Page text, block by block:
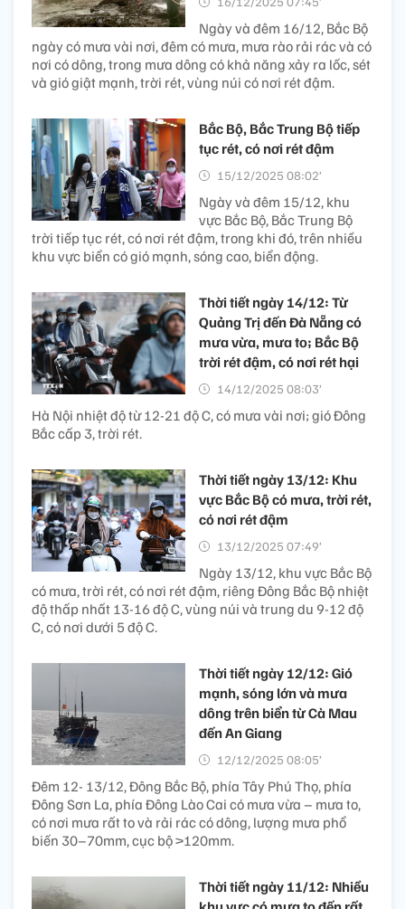
Ngày và đêm 16/12, Bắc Bộ
ngày có mưa vài nơi, đêm có mưa, mưa rào rải rác và có
nơi có dông, trong mưa dông có khả năng xảy ra lốc, sét
và gió giật mạnh, trời rét, vùng núi có nơi rét đậm.
Bắc Bộ, Bắc Trung Bộ tiếp
tục rét, có nơi rét đậm
15/12/2025 08:02’
Ngày và đêm 15/12, khu
vực Bắc Bộ, Bắc Trung Bộ
trời tiếp tục rét, có nơi rét đậm, trong khi đó, trên nhiều
khu vực biển có gió mạnh, sóng cao, biển động.
Thời tiết ngày 14/12: Từ
Quảng Trị đến Đà Nẵng có
mưa vừa, mưa to; Bắc Bộ
trời rét đậm, có nơi rét hại
14/12/2025 08:03’
Hà Nội nhiệt độ từ 12-21 độ C, có mưa vài nơi; gió Đông
Bắc cấp 3, trời rét.
Thời tiết ngày 13/12: Khu
vực Bắc Bộ có mưa, trời rét,
có nơi rét đậm
13/12/2025 07:49’
Ngày 13/12, khu vực Bắc Bộ
có mưa, trời rét, có nơi rét đậm, riêng Đông Bắc Bộ nhiệt
độ thấp nhất 13-16 độ C, vùng núi và trung du 9-12 độ
C, có nơi dưới 5 độ C.
Thời tiết ngày 12/12: Gió
mạnh, sóng lớn và mưa
dông trên biển từ Cà Mau
đến An Giang
12/12/2025 08:05’
Đêm 12- 13/12, Đông Bắc Bộ, phía Tây Phú Thọ, phía
Đông Sơn La, phía Đông Lào Cai có mưa vừa – mưa to,
có nơi mưa rất to và rải rác có dông, lượng mưa phổ
biến 30–70mm, cục bộ >120mm.
Thời tiết ngày 11/12: Nhiều